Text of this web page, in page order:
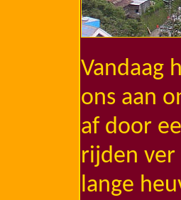
Vandaag
ons aan
af door
rijden ver
lange